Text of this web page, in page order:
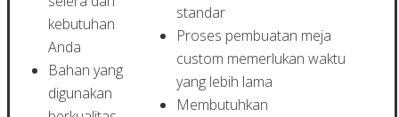
kebutuhan
Anda
Bahan yang
digunakan
standar
Proses pembuatan meja
custom memerlukan waktu
yang lebih lama
Membutuhkan